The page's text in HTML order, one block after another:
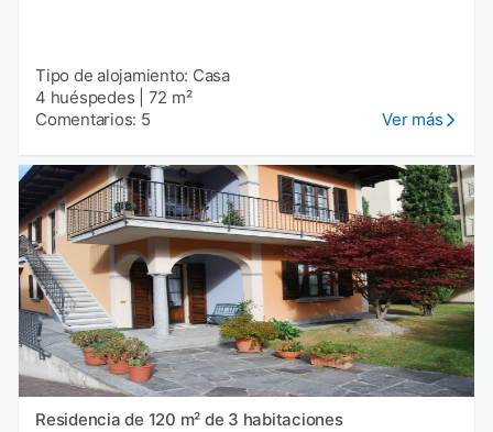
Tipo de alojamiento: Casa
4 huéspedes
72 m²
Comentarios: 5
Ver más
Residencia de 120 m² de 3 habitaciones